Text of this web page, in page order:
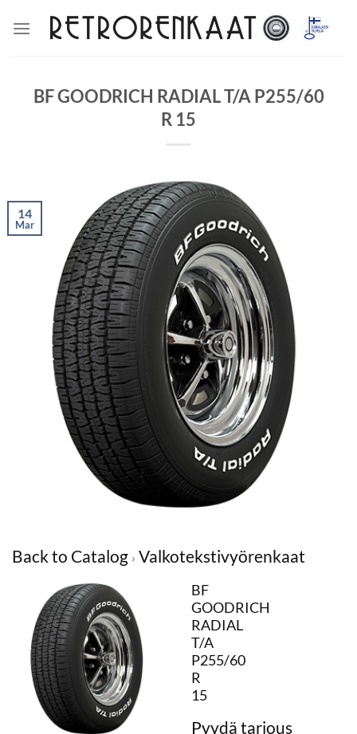
BF GOODRICH RADIAL T/A P255/60
R 15
14
Mar
Back to Catalog Valkotekstivyörenkaat
BF
GOODRICH
RADIAL
T/A
P255/60
R
15